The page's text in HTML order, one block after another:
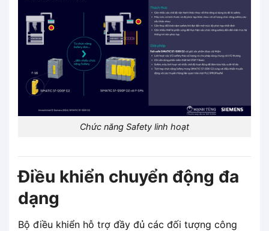
Chức năng Safety linh hoạt
Điều khiển chuyển động đa
dạng
Bộ điều khiển hỗ trợ đầy đủ các đối tượng công